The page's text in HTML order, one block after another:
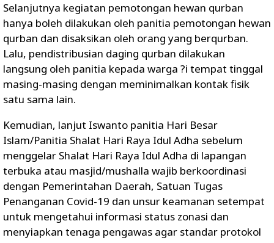
Selanjutnya kegiatan pemotongan hewan qurban
hanya boleh dilakukan oleh panitia pemotongan hewan
qurban dan disaksikan oleh orang yang berqurban.
Lalu, pendistribusian daging qurban dilakukan
langsung oleh panitia kepada warga ?i tempat tinggal
masing-masing dengan meminimalkan kontak fisik
satu sama lain.
Kemudian, lanjut Iswanto panitia Hari Besar
Islam/Panitia Shalat Hari Raya Idul Adha sebelum
menggelar Shalat Hari Raya Idul Adha di lapangan
terbuka atau masjid/mushalla wajib berkoordinasi
dengan Pemerintahan Daerah, Satuan Tugas
Penanganan Covid-19 dan unsur keamanan setempat
untuk mengetahui informasi status zonasi dan
menyiapkan tenaga pengawas agar standar protokol